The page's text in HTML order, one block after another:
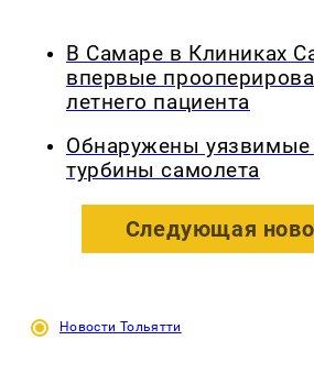
В Самаре в Клиниках
впервые
летнего пациента
Обнаружены уязвимые
турбины самолета
Следующая
Новости Тольятти